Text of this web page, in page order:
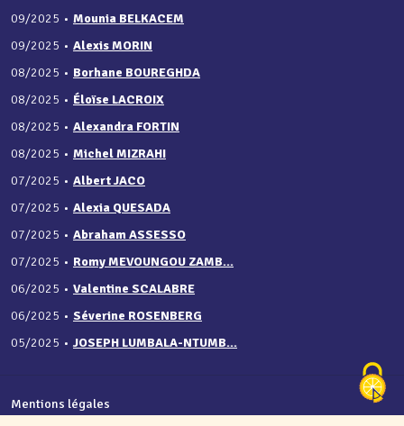
09/2025 • Mounia BELKACEM
09/2025 • Alexis MORIN
08/2025 • Borhane BOUREGHDA
08/2025 • Éloïse LACROIX
08/2025 • Alexandra FORTIN
08/2025 • Michel MIZRAHI
07/2025 • Albert JACO
07/2025 • Alexia QUESADA
07/2025 • Abraham ASSESSO
07/2025 • Romy MEVOUNGOU ZAMB...
06/2025 • Valentine SCALABRE
06/2025 • Séverine ROSENBERG
05/2025 • JOSEPH LUMBALA-NTUMB...
Mentions légales